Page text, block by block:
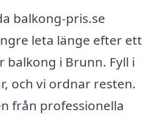
balkong-pris.se
leta länge efter ett
i Brunn. Fyll i
och vi ordnar resten.
från professionella